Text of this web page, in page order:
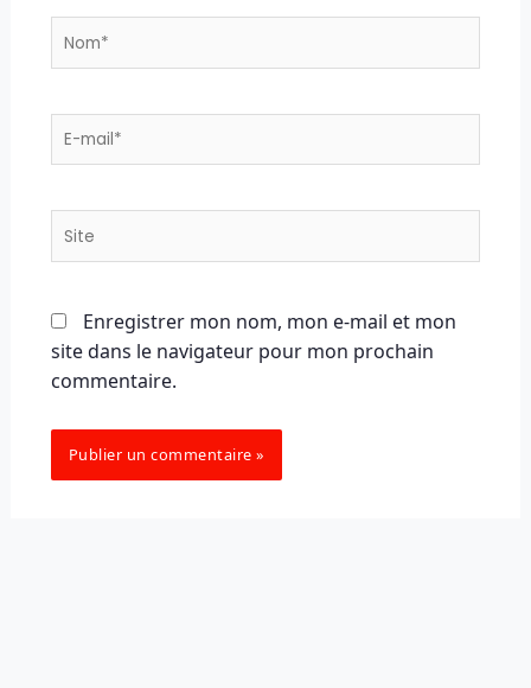
E-
Site
Enregistrer mon nom, mon e-mail et mon
site dans le navigateur pour mon prochain
commentaire.